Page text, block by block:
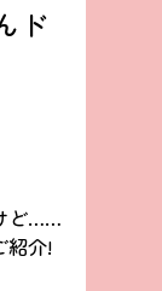
ド
ど……
紹介!